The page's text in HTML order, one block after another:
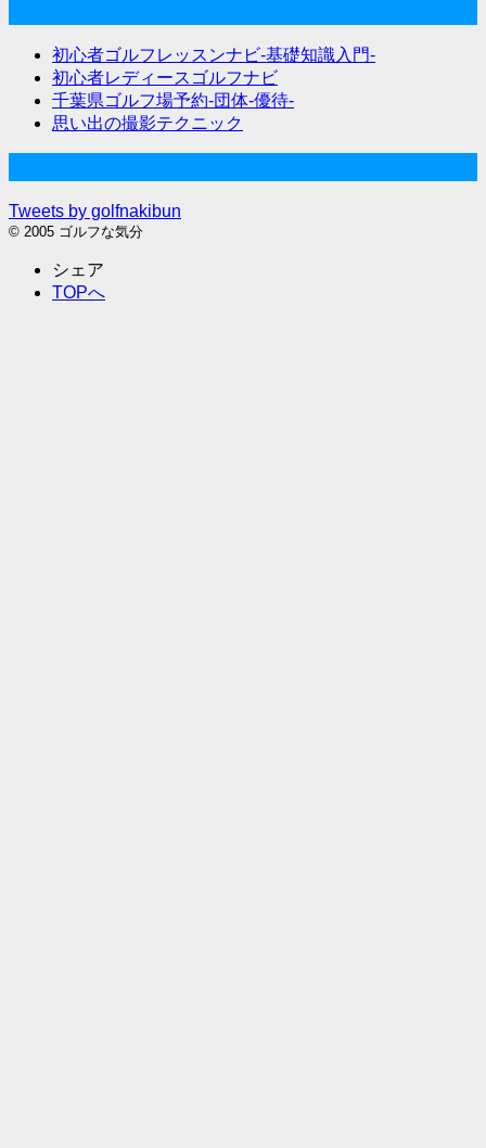
初心者ゴルフレッスンナビ-基礎知識入門-
初心者レディースゴルフナビ
千葉県ゴルフ場予約-団体-優待-
思い出の撮影テクニック
Tweets by golfnakibun
© 2005 ゴルフな気分
シェア
TOPへ